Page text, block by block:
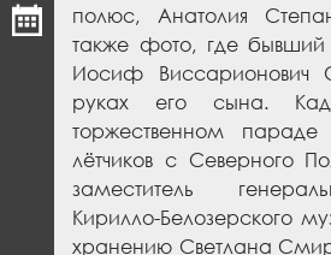
полюс, Анатолия
также фото, где бывший
Иосиф Виссарионович
руках его сына.
торжественном
лётчиков с Северного
заместитель
Кирилло-Белозерского
хранению Светлана